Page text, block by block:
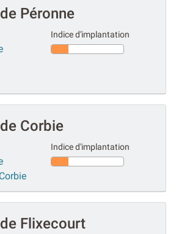
Péronne
Indice d'implantation
Corbie
Indice d'implantation
Flixecourt